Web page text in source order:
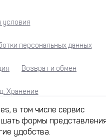
условия
персональных данных
Возврат и обмен
Хранение
в том числе сервис
формы
удобства.